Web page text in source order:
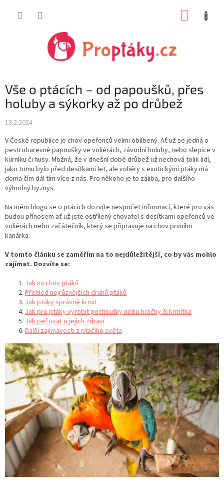
Vše o ptácích – od papoušků, přes
holuby a sýkorky až po drůbež
13.2.2024
V České republice je chov opeřenců velmi oblíbený. Ať už se jedná o
pestrobarevné papoušky ve voliérách, závodní holuby, nebo slepice v
kurníku či husy. Možná, že v dnešní době drůbež už nechová tolik lidí,
jako tomu bylo před desítkami let, ale voliéry s exotickými ptáky má
doma čím dál tím více z nás. Pro někoho je to záliba, pro dalšího
výhodný byznys.
Na mém blogu se o ptácích dozvíte nespočet informací, které pro vás
budou přínosem ať už jste ostřílený chovatel s desítkami opeřenců ve
voliérách nebo začátečník, který se připravuje na chov prvního
kanárka.
V tomto článku se zaměřím na to nejdůležitější, co by vás mohlo
zajímat. Dozvíte se:
Jak na chov ptáků
Přehled nejrůznějších druhů ptáků
Jak ptáky správně krmit
Jak pro ptáky vyrobit pochoutky nebo hračky či krmítka
Jak pečovat o jejich zdraví
Další zajímavosti z ptačího světa